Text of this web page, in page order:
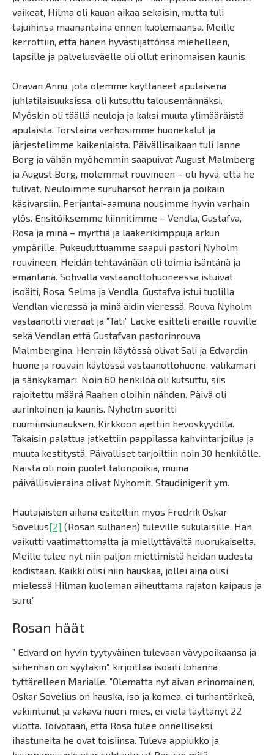
vaikeat, Hilma oli kauan aikaa sekaisin, mutta tuli
tajuihinsa maanantaina ennen kuolemaansa. Meille
kerrottiin, että hänen hyvästijättönsä miehelleen,
lapsille ja palvelusväelle oli ollut erinomaisen kaunis.
Oravan Annu, jota olemme käyttäneet apulaisena
juhlatilaisuuksissa, oli kutsuttu talousemännäksi.
Myöskin oli täällä neuloja ja kaksi muuta ylimääräistä
apulaista. Torstaina verhosimme huonekalut ja
järjestelimme kaikenlaista. Päivällisaikaan tuli Janne
Borg ja vähän myöhemmin saapuivat August Malmberg
ja August Borg, molemmat rouvineen – oli hyvä, että he
tulivat. Neuloimme suruharsot herrain ja poikain
käsivarsiin. Perjantai-aamuna nousimme hyvin varhain
ylös. Ensitöiksemme kiinnitimme – Vendla, Gustafva,
Rosa ja minä – myrttiä ja laakerikimppuja arkun
ympärille. Pukeuduttuamme saapui pastori Nyholm
rouvineen. Heidän tehtävänään oli toimia isäntänä ja
emäntänä. Sohvalla vastaanottohuoneessa istuivat
isoäiti, Rosa, Selma ja Vendla. Gustafva istui tuolilla
Vendlan vieressä ja minä äidin vieressä. Rouva Nyholm
vastaanotti vieraat ja ”Täti” Lacke esitteli eräille rouville
sekä Vendlan että Gustafvan pastorinrouva
Malmbergina. Herrain käytössä olivat Sali ja Edvardin
huone ja rouvain käytössä vastaanottohuone, välikamari
ja sänkykamari. Noin 60 henkilöä oli kutsuttu, siis
rajoitettu määrä Raahen oloihin nähden. Päivä oli
aurinkoinen ja kaunis. Nyholm suoritti
ruumiinsiunauksen. Kirkkoon ajettiin hevoskyydillä.
Takaisin palattua jatkettiin pappilassa kahvintarjoilua ja
muuta kestitystä. Päivälliset tarjoiltiin noin 30 henkilölle.
Näistä oli noin puolet talonpoikia, muina
päivällisvieraina olivat Nyhomit, Staudinigerit ym.
Hautajaisten aikana esiteltiin myös Fredrik Oskar
Sovelius[2] (Rosan sulhanen) tuleville sukulaisille. Hän
vaikutti vaatimattomalta ja miellyttävältä nuorukaiselta.
Meille tulee nyt niin paljon miettimistä heidän uudesta
kodistaan. Kaikki olisi niin hauskaa, jollei aina olisi
mielessä Hilman kuoleman aiheuttama rajaton kaipaus ja
suru.”
Rosan häät
” Edvard on hyvin tyytyväinen tulevaan vävypoikaansa ja
siihenhän on syytäkin”, kirjoittaa isoäiti Johanna
tyttärelleen Marialle. ”Olematta nyt aivan erinomainen,
Oskar Sovelius on hauska, iso ja komea, ei turhantärkeä,
vakiintunut ja vakava nuori mies, ei vielä täyttänyt 22
vuotta. Toivotaan, että Rosa tulee onnelliseksi,
ihastuneita he ovat toisiinsa. Tuleva appiukko ja